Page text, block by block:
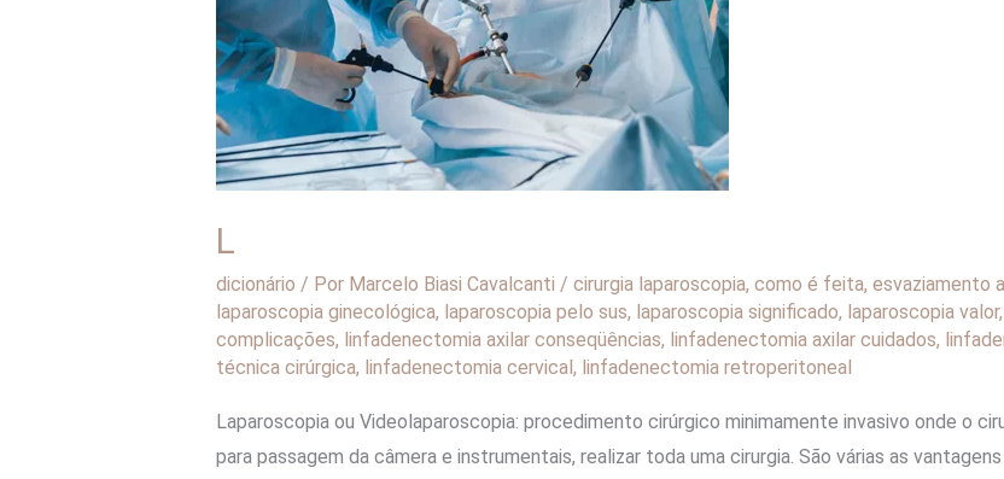
L
dicionário / Por Marcelo Biasi Cavalcanti / cirurgia laparoscopia, como é feita, esvaziamento
laparoscopia ginecológica, laparoscopia pelo sus, laparoscopia significado, laparoscopia valor,
complicações, linfadenectomia axilar conseqüências, linfadenectomia axilar cuidados,
técnica cirúrgica, linfadenectomia cervical , linfadenectomia retroperitoneal
Laparoscopia ou Videolaparoscopia: procedimento cirúrgico minimamente invasivo onde o
para passagem da câmera e instrumentais, realizar toda uma cirurgia. São várias as